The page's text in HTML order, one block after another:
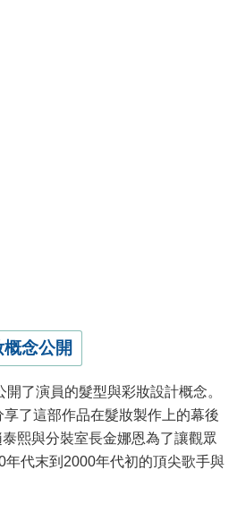
概念公開
開了演員的髮型與彩妝設計概念。
了這部作品在髮妝製作上的幕後
熙與分裝室長金娜恩為了讓觀眾
年代末到2000年代初的頂尖歌手與